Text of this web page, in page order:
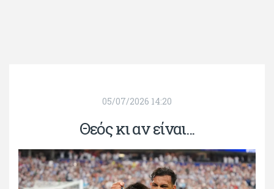
05/07/2026 14:20
Θεός κι αν είναι...